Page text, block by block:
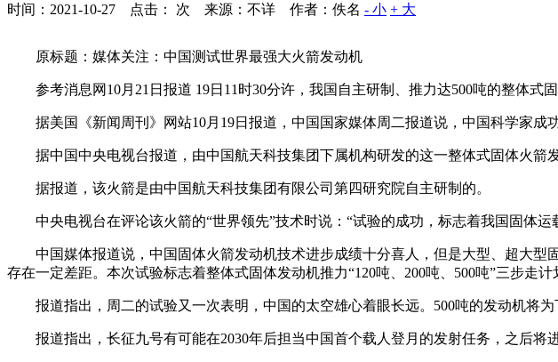
时间：2021-10-27 点击： 次 来源：不详 作者：佚名 - 小 + 大
原标题：媒体关注：中国测试世界最强大火箭发动机
参考消息网10月21日报道 19日11时30分许，我国自主研制、推力达500吨的整体式固
据美国《新闻周刊》网站10月19日报道，中国国家媒体周二报道说，中国科学家成
据中国中央电视台报道，由中国航天科技集团下属机构研发的这一整体式固体火箭发
据报道，该火箭是由中国航天科技集团有限公司第四研究院自主研制的。
中央电视台在评论该火箭的“世界领先”技术时说：“试验的成功，标志着我国固体
中国媒体报道说，中国固体火箭发动机技术进步成绩十分喜人，但是大型、超大型
存在一定差距。本次试验标志着整体式固体发动机推力“120吨、200吨、500吨”三步走计
报道指出，周二的试验又一次表明，中国的太空雄心着眼长远。500吨的发动机将为
报道指出，长征九号有可能在2030年后担当中国首个载人登月的发射任务，之后将进